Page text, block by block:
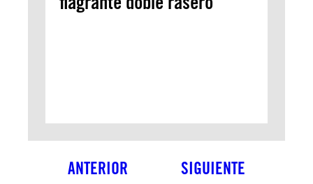
ANTERIOR SIGUIENTE